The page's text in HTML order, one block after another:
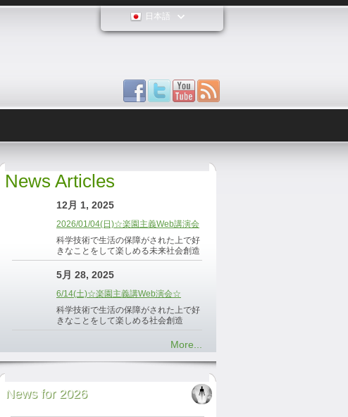
日本語
News Articles
12月 1, 2025
2026/01/04(日)☆楽園主義Web講演会
科学技術で生活の保障がされた上で好
きなことをして楽しめる未来社会創造
5月 28, 2025
6/14(土)☆楽園主義講Web演会☆
科学技術で生活の保障がされた上で好
きなことをして楽しめる社会創造
More...
News for 2026